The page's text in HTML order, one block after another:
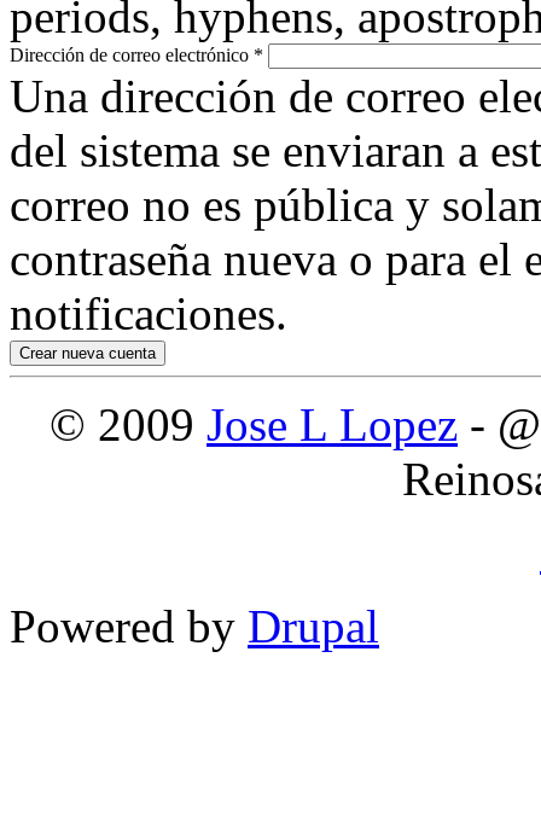
periods, hyphens,
Dirección de correo electrónico *
Una dirección de correo
del sistema se enviaran a
correo no es pública y
contraseña nueva o para
notificaciones.
© 2009 Jose L Lopez -
Powered by Drupal